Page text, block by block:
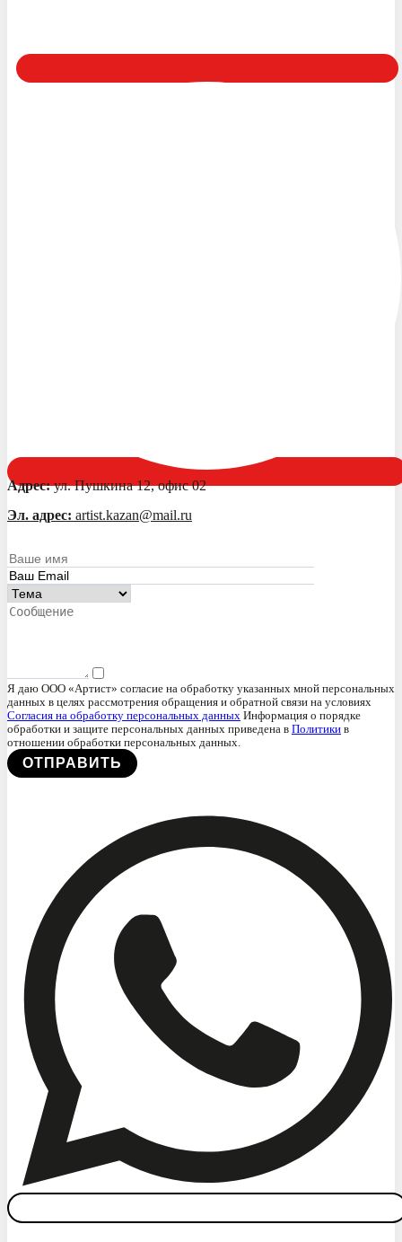
Адрес:ул. Пушкина 12, офис 02
Эл. адрес: artist.kazan@mail.ru
Я даю ООО «Артист» согласие на обработку указанных мной персональных
данных в целях рассмотрения обращения и обратной связи на условиях
Согласия на обработку персональных данных Информация о порядке
обработки и защите персональных данных приведена в Политики в
отношении обработки персональных данных.